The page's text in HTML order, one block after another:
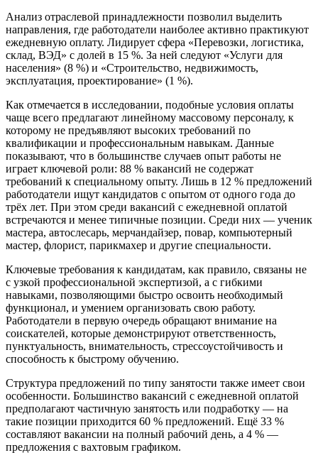
Анализ отраслевой принадлежности позволил выделить
направления, где работодатели наиболее активно практикуют
ежедневную оплату. Лидирует сфера «Перевозки, логистика,
склад, ВЭД» с долей в 15 %. За ней следуют «Услуги для
населения» (8 %) и «Строительство, недвижимость,
эксплуатация, проектирование» (1 %).
Как отмечается в исследовании, подобные условия оплаты
чаще всего предлагают линейному массовому персоналу, к
которому не предъявляют высоких требований по
квалификации и профессиональным навыкам. Данные
показывают, что в большинстве случаев опыт работы не
играет ключевой роли: 88 % вакансий не содержат
требований к специальному опыту. Лишь в 12 % предложений
работодатели ищут кандидатов с опытом от одного года до
трёх лет. При этом среди вакансий с ежедневной оплатой
встречаются и менее типичные позиции. Среди них — ученик
мастера, автослесарь, мерчандайзер, повар, компьютерный
мастер, флорист, парикмахер и другие специальности.
Ключевые требования к кандидатам, как правило, связаны не
с узкой профессиональной экспертизой, а с гибкими
навыками, позволяющими быстро освоить необходимый
функционал, и умением организовать свою работу.
Работодатели в первую очередь обращают внимание на
соискателей, которые демонстрируют ответственность,
пунктуальность, внимательность, стрессоустойчивость и
способность к быстрому обучению.
Структура предложений по типу занятости также имеет свои
особенности. Большинство вакансий с ежедневной оплатой
предполагают частичную занятость или подработку — на
такие позиции приходится 60 % предложений. Ещё 33 %
составляют вакансии на полный рабочий день, а 4 % —
предложения с вахтовым графиком.